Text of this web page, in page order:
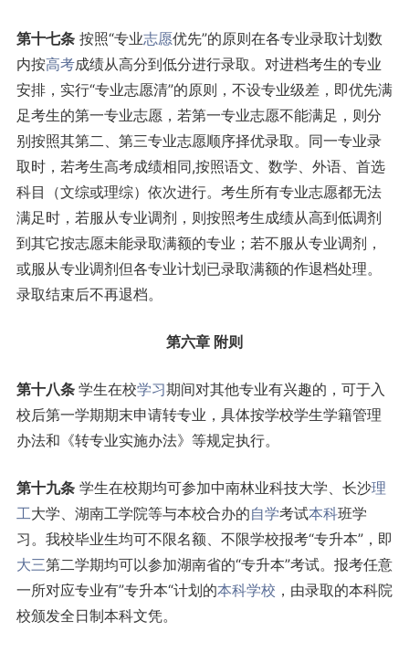
第十七条按照“专业志愿优先”的原则在各专业录取计划数
内按高考成绩从高分到低分进行录取。对进档考生的专业
安排，实行“专业志愿清”的原则，不设专业级差，即优先满
足考生的第一专业志愿，若第一专业志愿不能满足，则分
别按照其第二、第三专业志愿顺序择优录取。同一专业录
取时，若考生高考成绩相同,按照语文、数学、外语、首选
科目（文综或理综）依次进行。考生所有专业志愿都无法
满足时，若服从专业调剂，则按照考生成绩从高到低调剂
到其它按志愿未能录取满额的专业；若不服从专业调剂，
或服从专业调剂但各专业计划已录取满额的作退档处理。
录取结束后不再退档。
第六章 附则
第十八条 学生在校学习期间对其他专业有兴趣的，可于入
校后第一学期期末申请转专业，具体按学校学生学籍管理
办法和《转专业实施办法》等规定执行。
第十九条学生在校期均可参加中南林业科技大学、长沙理
工大学、湖南工学院等与本校合办的自学考试本科班学
习。我校毕业生均可不限名额、不限学校报考“专升本”，即
大三第二学期均可以参加湖南省的“专升本”考试。报考任意
一所对应专业有”专升本“计划的本科学校 ，由录取的本科院
校颁发全日制本科文凭。